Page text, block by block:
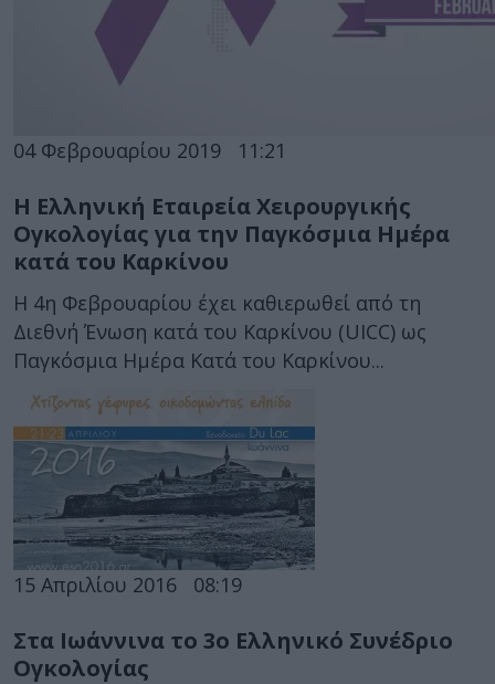
04 Φεβρουαρίου 2019 11:21
Η Ελληνική Εταιρεία Χειρουργικής
Ογκολογίας για την Παγκόσμια Ημέρα
κατά του Καρκίνου
Η 4η Φεβρουαρίου έχει καθιερωθεί από τη
Διεθνή Ένωση κατά του Καρκίνου (UICC) ως
Παγκόσμια Ημέρα Κατά του Καρκίνου...
15 Απριλίου 2016 08:19
Στα Ιωάννινα το 3ο Ελληνικό Συνέδριο
Ογκολογίας